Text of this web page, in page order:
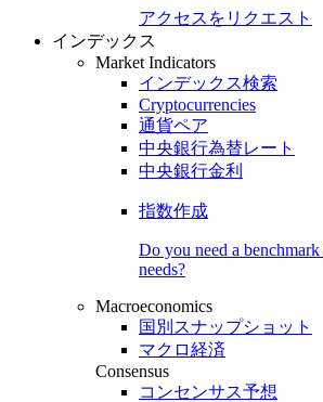
アクセスをリクエスト
インデックス
Market Indicators
インデックス検索
Cryptocurrencies
通貨ペア
中央銀行為替レート
中央銀行金利
指数作成
Do you need a
needs?
Macroeconomics
国別スナップショット
マクロ経済
Consensus
コンセンサス予想